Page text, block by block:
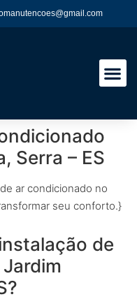
Serra – ES
ar condicionado no
seu conforto.}
de